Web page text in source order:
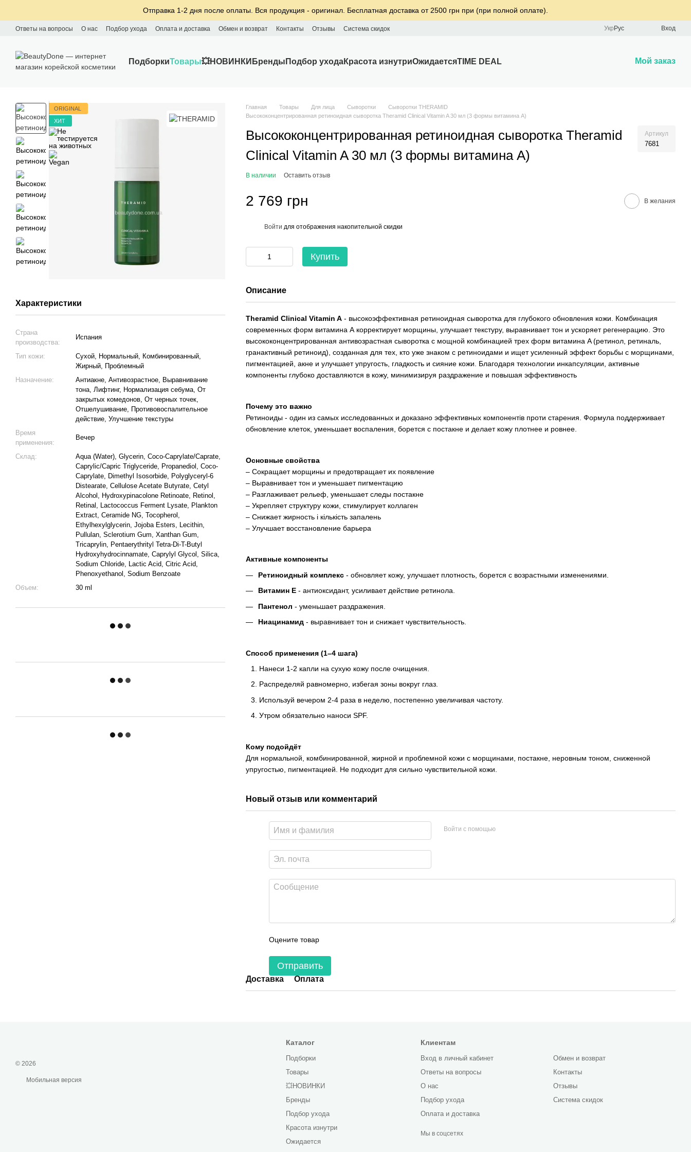
Отправка 1-2 дня после оплаты. Вся продукция - оригинал. Бесплатная доставка от 2500 грн при (при полной оплате).
Ответы на вопросы О нас Подбор ухода Оплата и доставка Обмен и возврат Контакты Отзывы Система скидок Укр Рус Вход
ПодборкиТовары💥НОВИНКИ Бренды Подбор уходаКрасота изнутриОжидаетсяTIME DEAL Мой заказ
ORIGINAL
ХИТ
Характеристики
Страна
производства:
Испания
Тип кожи:
Сухой, Нормальный, Комбинированный,
Жирный, Проблемный
Назначение:
Антиакне, Антивозрастное, Выравнивание
тона, Лифтинг, Нормализация себума, От
закрытых комедонов, От черных точек,
Отшелушивание, Противовоспалительное
действие, Улучшение текстуры
Время
применения:
Вечер
Склад:
Aqua (Water), Glycerin, Coco-Caprylate/Caprate,
Caprylic/Capric Triglyceride, Propanediol, Coco-
Caprylate, Dimethyl Isosorbide, Polyglyceryl-6
Distearate, Cellulose Acetate Butyrate, Cetyl
Alcohol, Hydroxypinacolone Retinoate, Retinol,
Retinal, Lactococcus Ferment Lysate, Plankton
Extract, Ceramide NG, Tocopherol,
Ethylhexylglycerin, Jojoba Esters, Lecithin,
Pullulan, Sclerotium Gum, Xanthan Gum,
Tricaprylin, Pentaerythrityl Tetra-Di-T-Butyl
Hydroxyhydrocinnamate, Caprylyl Glycol, Silica,
Sodium Chloride, Lactic Acid, Citric Acid,
Phenoxyethanol, Sodium Benzoate
Объем:
30 ml
Главная Товары Для лица Сыворотки
Сыворотки THERAMID
Высококонцентрированная ретиноидная сыворотка Theramid Clinical Vitamin A 30 мл (3 формы витамина А)
Высококонцентрированная ретиноидная сыворотка Theramid
Clinical Vitamin A 30 мл (3 формы витамина А)
Артикул
7681
В наличии Оставить отзыв
2 769 грн В желания
Войти для отображения накопительной скидки
Купить
Описание
Theramid Clinical Vitamin A - высокоэффективная ретиноидная сыворотка для глубокого обновления кожи. Комбинация
современных форм витамина А корректирует морщины, улучшает текстуру, выравнивает тон и ускоряет регенерацию. Это
высококонцентрированная антивозрастная сыворотка с мощной комбинацией трех форм витамина A (ретинол, ретиналь,
гранактивный ретиноид), созданная для тех, кто уже знаком с ретиноидами и ищет усиленный эффект борьбы с морщинами,
пигментацией, акне и улучшает упругость, гладкость и сияние кожи. Благодаря технологии инкапсуляции, активные
компоненты глубоко доставляются в кожу, минимизируя раздражение и повышая эффективность
Почему это важно
Ретиноиды - один из самых исследованных и доказано эффективных компонентів проти старения. Формула поддерживает
обновление клеток, уменьшает воспаления, борется с постакне и делает кожу плотнее и ровнее.
Основные свойства
– Сокращает морщины и предотвращает их появление
– Выравнивает тон и уменьшает пигментацию
– Разглаживает рельеф, уменьшает следы постакне
– Укрепляет структуру кожи, стимулирует коллаген
– Снижает жирность і кількість запалень
– Улучшает восстановление барьера
Активные компоненты
Ретиноидный комплекс - обновляет кожу, улучшает плотность, борется с возрастными изменениями.
Витамин Е - антиоксидант, усиливает действие ретинола.
Пантенол - уменьшает раздражения.
Ниацинамид - выравнивает тон и снижает чувствительность.
Способ применения (1–4 шага)
Нанеси 1-2 капли на сухую кожу после очищения.
Распределяй равномерно, избегая зоны вокруг глаз.
Используй вечером 2-4 раза в неделю, постепенно увеличивая частоту.
Утром обязательно наноси SPF.
Кому подойдёт
Для нормальной, комбинированной, жирной и проблемной кожи с морщинами, постакне, неровным тоном, сниженной
упругостью, пигментацией. Не подходит для сильно чувствительной кожи.
Новый отзыв или комментарий
Войти с помощью
Оцените товар
Отправить
Доставка Оплата
© 2026
Мобильная версия
Каталог
Подборки
Товары
💥НОВИНКИ
Бренды
Подбор ухода
Красота изнутри
Ожидается
Клиентам
Вход в личный кабинет
Ответы на вопросы
О нас
Подбор ухода
Оплата и доставка
Обмен и возврат
Контакты
Отзывы
Система скидок
Мы в соцсетях